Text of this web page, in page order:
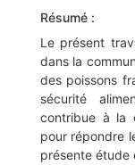
Résumé :
Le présent
dans la
des poissons
sécurité
contribue à la
pour répondre
présente étude